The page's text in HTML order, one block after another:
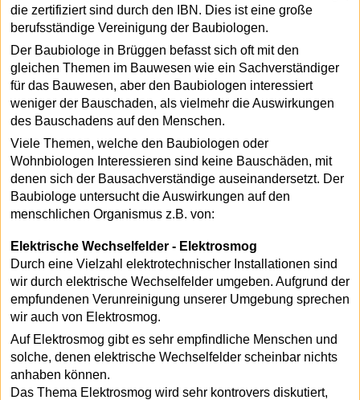
die zertifiziert sind durch den IBN. Dies ist eine große
berufsständige Vereinigung der Baubiologen.
Der Baubiologe in Brüggen befasst sich oft mit den
gleichen Themen im Bauwesen wie ein Sachverständiger
für das Bauwesen, aber den Baubiologen interessiert
weniger der Bauschaden, als vielmehr die Auswirkungen
des Bauschadens auf den Menschen.
Viele Themen, welche den Baubiologen oder
Wohnbiologen Interessieren sind keine Bauschäden, mit
denen sich der Bausachverständige auseinandersetzt. Der
Baubiologe untersucht die Auswirkungen auf den
menschlichen Organismus z.B. von:
Elektrische Wechselfelder - Elektrosmog
Durch eine Vielzahl elektrotechnischer Installationen sind
wir durch elektrische Wechselfelder umgeben. Aufgrund der
empfundenen Verunreinigung unserer Umgebung sprechen
wir auch von Elektrosmog.
Auf Elektrosmog gibt es sehr empfindliche Menschen und
solche, denen elektrische Wechselfelder scheinbar nichts
anhaben können.
Das Thema Elektrosmog wird sehr kontrovers diskutiert,